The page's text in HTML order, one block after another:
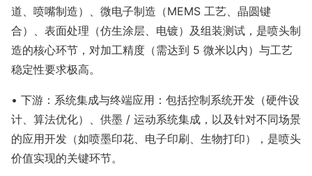
道、喷嘴制造）、微电子制造（MEMS 工艺、晶圆键
合）、表面处理（仿生涂层、电镀）及组装测试，是喷头制
造的核心环节，对加工精度（需达到 5 微米以内）与工艺
稳定性要求极高。
• 下游：系统集成与终端应用：包括控制系统开发（硬件设
计、算法优化）、供墨 / 运动系统集成，以及针对不同场景
的应用开发（如喷墨印花、电子印刷、生物打印），是喷头
价值实现的关键环节。